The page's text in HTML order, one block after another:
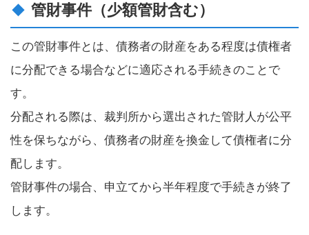
管財事件（少額管財含む）
この管財事件とは、債務者の財産をある程度は債権者
に分配できる場合などに適応される手続きのことで
す。
分配される際は、裁判所から選出された管財人が公平
性を保ちながら、債務者の財産を換金して債権者に分
配します。
管財事件の場合、申立てから半年程度で手続きが終了
します。